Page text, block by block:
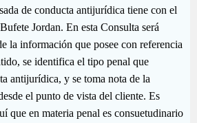
de conducta antijurídica tiene con el
Jordan. En esta Consulta será
la información que posee con referencia
se identifica el tipo penal que
antijurídica, y se toma nota de la
el punto de vista del cliente. Es
que en materia penal es consuetudinario